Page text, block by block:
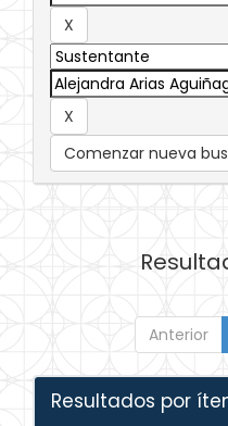
Comenzar nueva
Anterior
Resultados por